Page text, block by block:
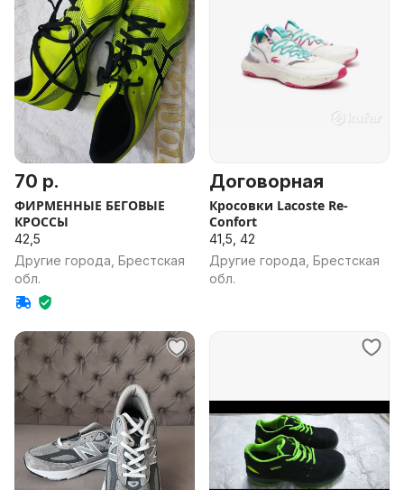
70 р.
ФИРМЕННЫЕ БЕГОВЫЕ
КРОССЫ
42,5
Другие города, Брестская
обл.
Договорная
Кросовки Lacoste Re-
Confort
41,5, 42
Другие города, Брестская
обл.